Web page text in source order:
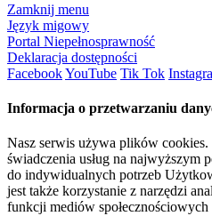
Zamknij menu
Język migowy
Portal Niepełnosprawność
Deklaracja dostępności
FacebookYouTube Tik Tok
Informacja o przetwarzaniu
Nasz serwis używa plików
świadczenia usług na najwyższym
do indywidualnych potrzeb
jest także korzystanie z narzędzi
funkcji mediów